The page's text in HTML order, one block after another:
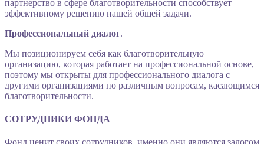
партнерство в сфере благотворительности способствует
эффективному решению нашей общей задачи.
Профессиональный диалог.
Мы позиционируем себя как благотворительную
организацию, которая работает на профессиональной основе,
поэтому мы открыты для профессионального диалога с
другими организациями по различным вопросам, касающимся
благотворительности.
СОТРУДНИКИ ФОНДА